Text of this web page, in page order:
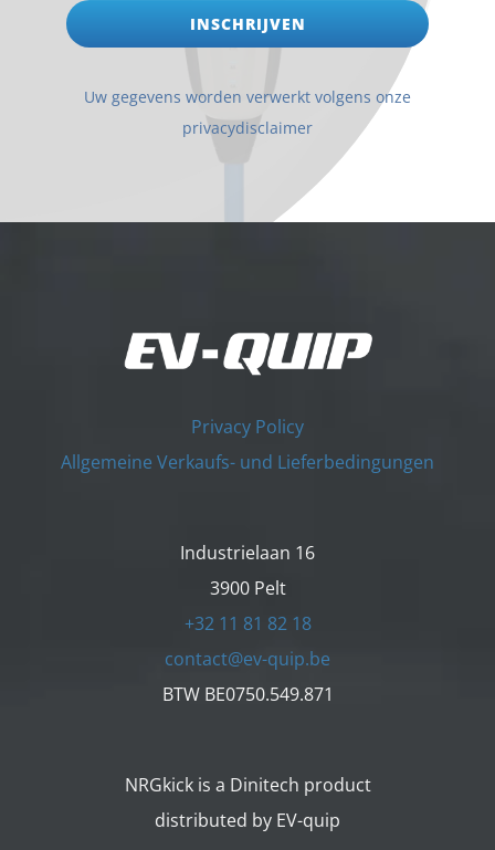
INSCHRIJVEN
Uw gegevens worden verwerkt volgens onze
privacydisclaimer
Privacy Policy
Allgemeine Verkaufs- und Lieferbedingungen
Industrielaan 16
3900 Pelt
+32 11 81 82 18
contact@ev-quip.be
BTW BE0750.549.871
NRGkick is a Dinitech product
distributed by EV-quip